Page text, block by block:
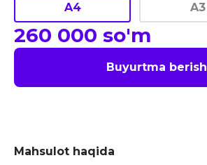
A4
A3
260 000 so'm
Buyurtma berish
Mahsulot haqida